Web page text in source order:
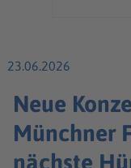
23.06.2026
Neue
Münchner
nächste